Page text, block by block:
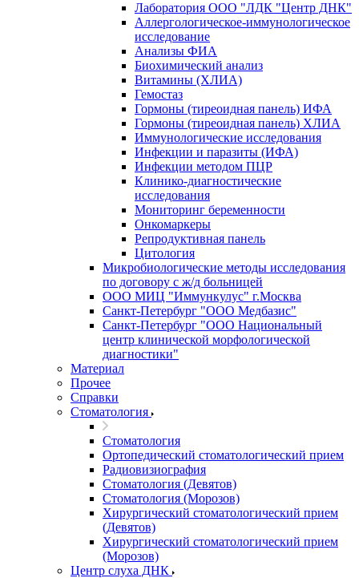
Лаборатория ООО "ЛДК "Центр ДНК"
Аллергологическое-иммунологическое
исследование
Анализы ФИА
Биохимический анализ
Витамины (ХЛИА)
Гемостаз
Гормоны (тиреоидная панель) ИФА
Гормоны (тиреоидная панель) ХЛИА
Иммунологические исследования
Инфекции и паразиты (ИФА)
Инфекции методом ПЦР
Клинико-диагностические
исследования
Мониторинг беременности
Онкомаркеры
Репродуктивная панель
Цитология
Микробиологические методы исследования
по договору с ж/д больницей
ООО МИЦ "Иммункулус" г.Москва
Санкт-Петербург "ООО Медбазис"
Санкт-Петербург "ООО Национальный
центр клинической морфологической
диагностики"
Материал
Прочее
Справки
Стоматология
Стоматология
Ортопедический стоматологический прием
Радиовизиография
Стоматология (Девятов)
Стоматология (Морозов)
Хирургический стоматологический прием
(Девятов)
Хирургический стоматологический прием
(Морозов)
Центр слуха ДНК